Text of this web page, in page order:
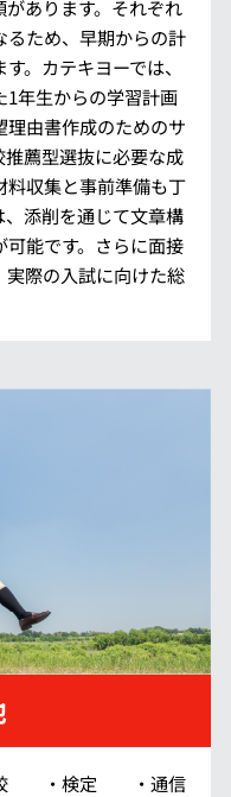
あります。それぞれ
ため、早期からの計
。カテキヨーでは、
年生からの学習計画
由書作成のためのサ
薦型選抜に必要な成
収集と事前準備も丁
添削を通じて文章構
能です。さらに面接
際の入試に向けた総
・検定 ・通信